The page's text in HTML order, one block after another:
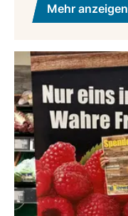
Mehr anzeigen